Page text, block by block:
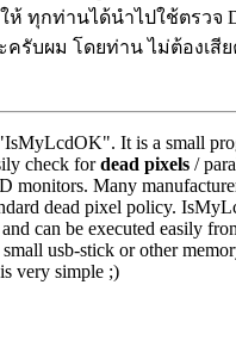
ให้ ทุกท่านได้นำไปใช้ตรวจ
ครับผม โดยท่าน ไม่ต้องเสี
It is a small
check fordead pixels /
monitors. Many
dead pixel policy.
can be executed easily
usb-stick or other
very simple ;)